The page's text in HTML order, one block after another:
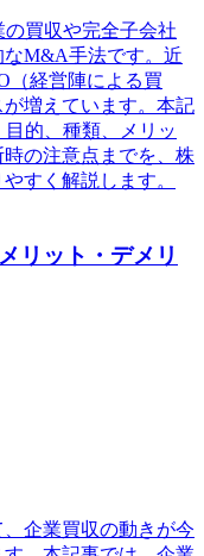
買収や完全子会社
M&A手法です。近
（経営陣による買
増えています。本記
的、種類、メリッ
の注意点までを、株
すく解説します。
リット・デメリ
企業買収の動きが今